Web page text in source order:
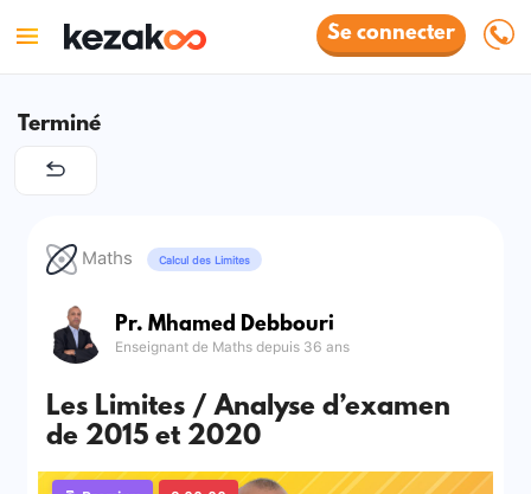
Se connecter
Terminé
Maths Calcul des Limites
Pr. Mhamed Debbouri
Enseignant de Maths depuis 36 ans
Les Limites / Analyse d’examen
de 2015 et 2020